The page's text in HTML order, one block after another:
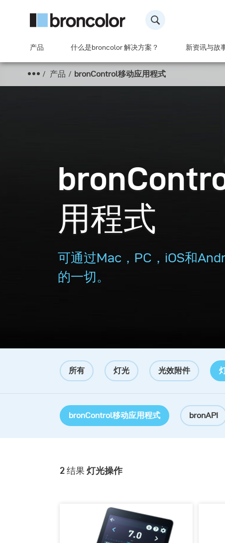
产品 什么是broncolor 解决方案？ 新资讯与故
产品 bronControl移动应用程式
用程式
可通过Mac，PC，iOS和
的一切。
所有 灯光 光效附件
bronControl移动应用程式 bronAPI
2 结果 灯光操作